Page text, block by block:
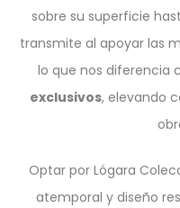
sobre su superficie
transmite al apoyar las
lo que nos diferencia
exclusivos, elevando
Optar por Lógara
atemporal y diseño